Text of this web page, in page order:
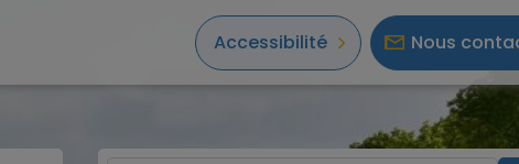
Accessibilité Nous